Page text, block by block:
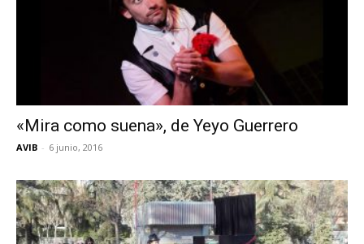
«Mira como suena», de Yeyo Guerrero
AVIB - 6 junio, 2016